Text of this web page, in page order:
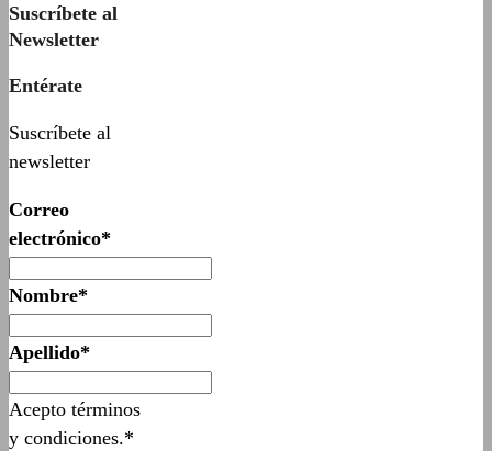
Suscríbete al
Newsletter
Entérate
Suscríbete al
newsletter
Correo
electrónico*
Nombre*
Apellido*
Acepto términos
y condiciones.*